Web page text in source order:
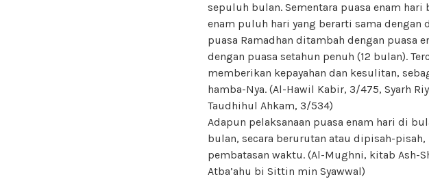
sepuluh bulan. Sementara puasa enam
enam puluh hari yang berarti sama dengan
puasa Ramadhan ditambah dengan puasa
dengan puasa setahun penuh (12 bulan).
memberikan kepayahan dan kesulitan,
hamba-Nya. (Al-Hawil Kabir, 3/475, Syarh
Taudhihul Ahkam, 3/534)
Adapun pelaksanaan puasa enam hari di
bulan, secara berurutan atau dipisah-
pembatasan waktu. (Al-Mughni, kitab Ash-
Atba’ahu bi Sittin min Syawwal)